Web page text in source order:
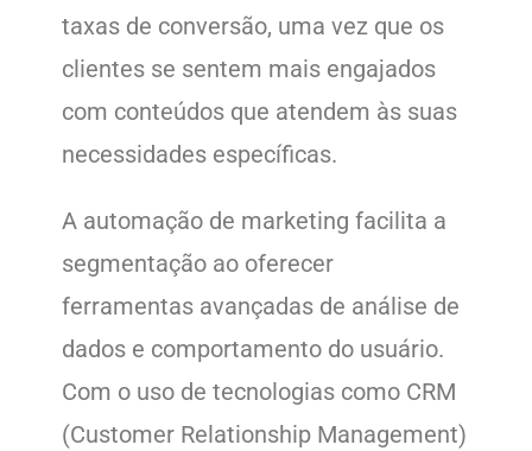
taxas de conversão, uma vez que os
clientes se sentem mais engajados
com conteúdos que atendem às suas
necessidades específicas.
A automação de marketing facilita a
segmentação ao oferecer
ferramentas avançadas de análise de
dados e comportamento do usuário.
Com o uso de tecnologias como CRM
(Customer Relationship Management)